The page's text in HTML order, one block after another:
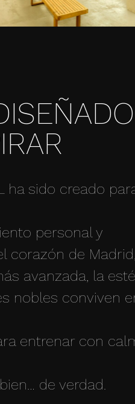
ha sido creado
personal y
corazón de Madrid,
avanzada, la
nobles conviven
entrenar con
de verdad.